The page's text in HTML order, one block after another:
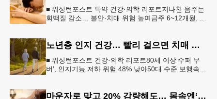
■ 워싱턴포스트 특약 건강·의학 리포트지나친 음주는
회백질 감소… 불안·치매 위험 높여금주 6~12개월, 기
노년층 인지 건강… 빨리 걸으면 치매 위험 낮아진다
■ 워싱턴포스트 건강·의학 리포트80세 이상‘수퍼 무
버’, 인지기능 저하 위험 48% 낮아50대 수준 보행속도
마운자로 맞고 20% 감량해도… 몸속엔‘비만 흔적’남았다